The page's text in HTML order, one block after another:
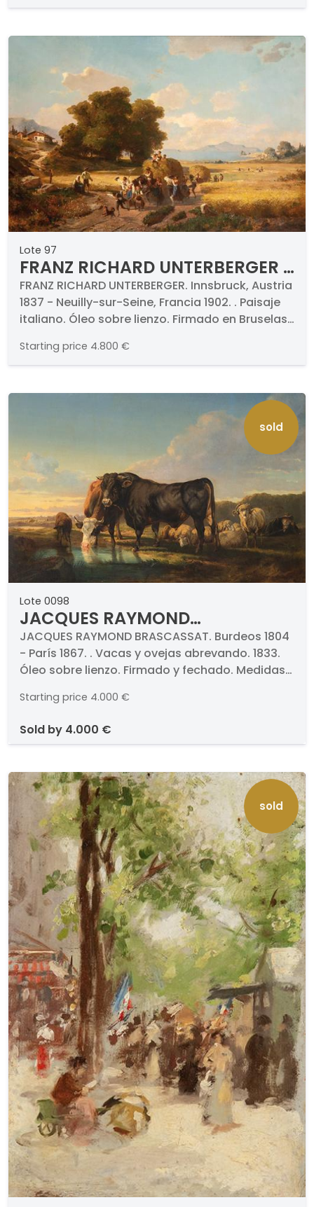
Lote 97
FRANZ RICHARD UNTERBERGER -
Paisaje italiano
FRANZ RICHARD UNTERBERGER. Innsbruck, Austria
1837​ - Neuilly-sur-Seine, Francia 1902. . Paisaje
italiano. Óleo sobre lienzo. Firmado en Bruselas.
Starting price 4.800 €
sold
Lote 0098
JACQUES RAYMOND
BRASCASSAT - Vacas y ovejas
abrevando
JACQUES RAYMOND BRASCASSAT. Burdeos 1804
- París 1867. . Vacas y ovejas abrevando. 1833.
Óleo sobre lienzo. Firmado y fechado. Medidas
Starting price 4.000 €
sold by 4.000 €
sold